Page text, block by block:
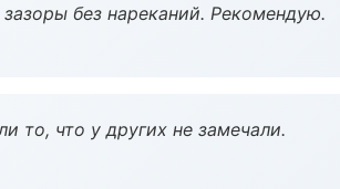
без нареканий. Рекомендую.
то, что у других не замечали.